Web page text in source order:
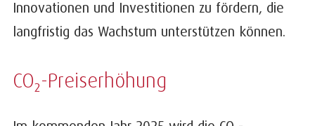
Innovationen und Investitionen zu fördern, die
langfristig das Wachstum unterstützen können.
CO₂-Preiserhöhung